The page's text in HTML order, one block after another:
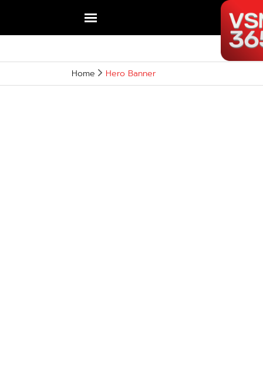
Open
Home
Hero Banner